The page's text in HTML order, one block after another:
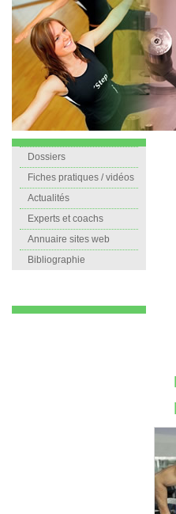
Dossiers
Fiches pratiques / vidéos
Actualités
Experts et coachs
Annuaire sites web
Bibliographie